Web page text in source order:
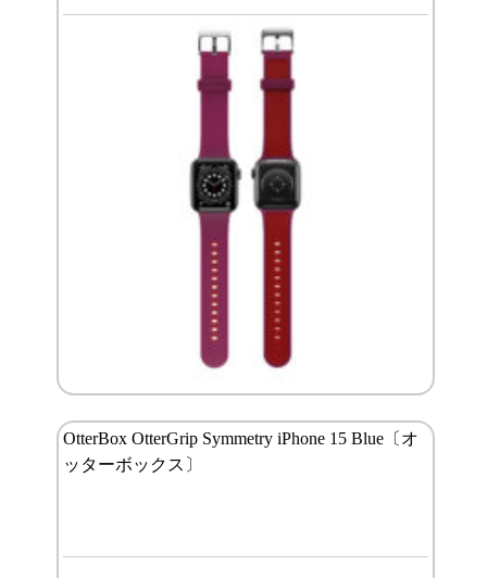
OtterBox OtterGrip Symmetry iPhone 15 Blue〔オ
ッターボックス〕